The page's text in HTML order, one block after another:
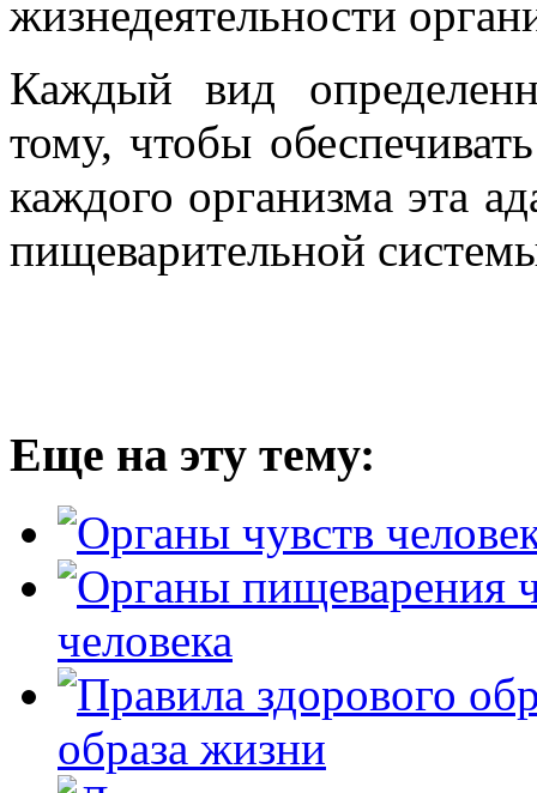
жизнедеятельности
Каждый вид
тому, чтобы
каждого организма эта
пищеварительной
Еще на эту тему:
человека
образа жизни